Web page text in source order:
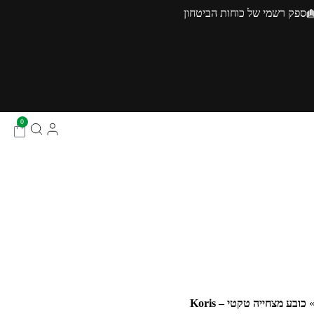
ספק רשמי של כוחות הביטחון
0
כובע מצחייה טקטי – Koris